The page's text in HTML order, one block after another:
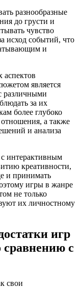
разнообразные
до грусти и
чувство
исход событий, что
и
является
различными
за их
более глубоко
а также
и анализа
интерактивным
креативности,
и принимать
игры в жанре
не только
их личностному
игр
сравнению с
свои